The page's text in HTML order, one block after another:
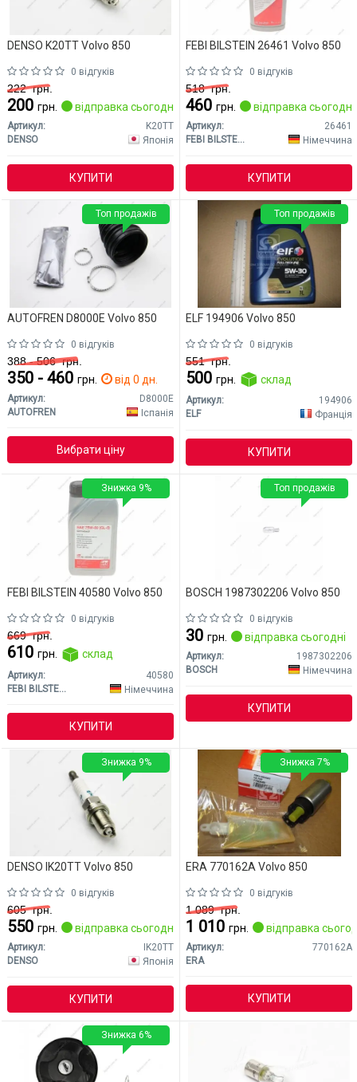
DENSO K20TT Volvo 850
0 відгуків
222грн.
200 грн. відправка сьогодні
Артикул:
K20TT
DENSO
Японія
КУПИТИ
FEBI BILSTEIN 26461 Volvo 850
0 відгуків
518грн.
460 грн. відправка сьогодні
Артикул:
26461
FEBI BILSTEIN
Німеччина
КУПИТИ
AUTOFREN D8000E Volvo 850
0 відгуків
388 - 506грн.
350 - 460 грн. від 0 дн.
Артикул:
D8000E
AUTOFREN
Іспанія
Вибрати ціну
Топ продажів
ELF 194906 Volvo 850
0 відгуків
551грн.
500 грн. склад
Артикул:
194906
ELF
Франція
КУПИТИ
Топ продажів
FEBI BILSTEIN 40580 Volvo 850
0 відгуків
669грн.
610 грн. склад
Артикул:
40580
FEBI BILSTEIN
Німеччина
КУПИТИ
Знижка 9%
BOSCH 1987302206 Volvo 850
0 відгуків
30 грн. відправка сьогодні
Артикул:
1987302206
BOSCH
Німеччина
КУПИТИ
Топ продажів
DENSO IK20TT Volvo 850
0 відгуків
605грн.
550 грн. відправка сьогодні
Артикул:
IK20TT
DENSO
Японія
КУПИТИ
Знижка 9%
ERA 770162A Volvo 850
0 відгуків
1 089грн.
1 010 грн. відправка
Артикул:
770162A
ERA
КУПИТИ
Знижка 7%
Знижка 6%